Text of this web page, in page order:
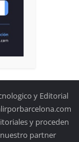
y Editorial
y proceden
nuestro partner